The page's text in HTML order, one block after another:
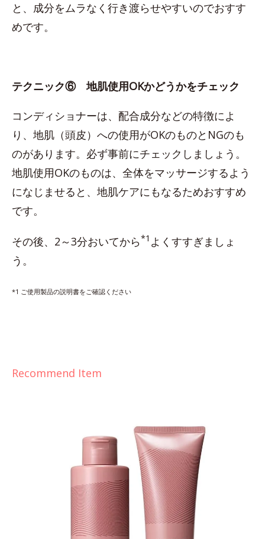
と、成分をムラなく行き渡らせやすいのでおすす
めです。
テクニック⑥ 地肌使用OKかどうかをチェック
コンディショナーは、配合成分などの特徴によ
り、地肌（頭皮）への使用がOKのものとNGのも
のがあります。必ず事前にチェックしましょう。
地肌使用OKのものは、全体をマッサージするよう
になじませると、地肌ケアにもなるためおすすめ
です。
その後、2～3分おいてから*1 よくすすぎましょ
う。
*1 ご使用製品の説明書をご確認ください
Recommend Item